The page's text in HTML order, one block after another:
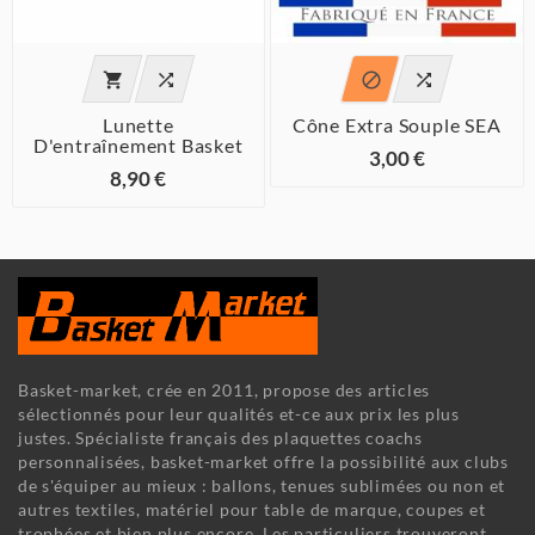
 
Lunette
D'entraînement Basket
8,90 €
 
Cône Extra Souple SEA
3,00 €
Basket-market, crée en 2011, propose des articles
sélectionnés pour leur qualités et-ce aux prix les plus
justes. Spécialiste français des plaquettes coachs
personnalisées, basket-market offre la possibilité aux clubs
de s'équiper au mieux : ballons, tenues sublimées ou non et
autres textiles, matériel pour table de marque, coupes et